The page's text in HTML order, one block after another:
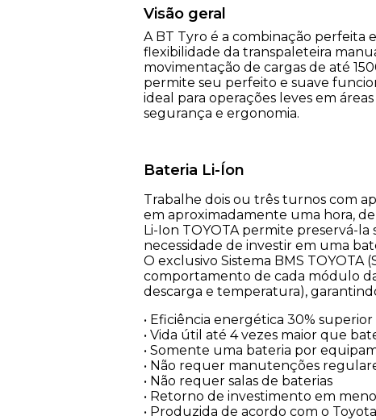
Visão geral
A BT Tyro é a combinação perfeita
flexibilidade da transpaleteira
movimentação de cargas de até
permite seu perfeito e suave
ideal para operações leves em
segurança e ergonomia.
Bateria Li-Íon
Trabalhe dois ou três turnos com
em aproximadamente uma hora,
Li-Ion TOYOTA permite preservá-
necessidade de investir em uma
O exclusivo Sistema BMS
comportamento de cada módulo
descarga e temperatura),
• Eficiência energética 30% superior
• Vida útil até 4 vezes maior que
• Somente uma bateria por
• Não requer manutenções
• Não requer salas de baterias
• Retorno de investimento em
• Produzida de acordo com o